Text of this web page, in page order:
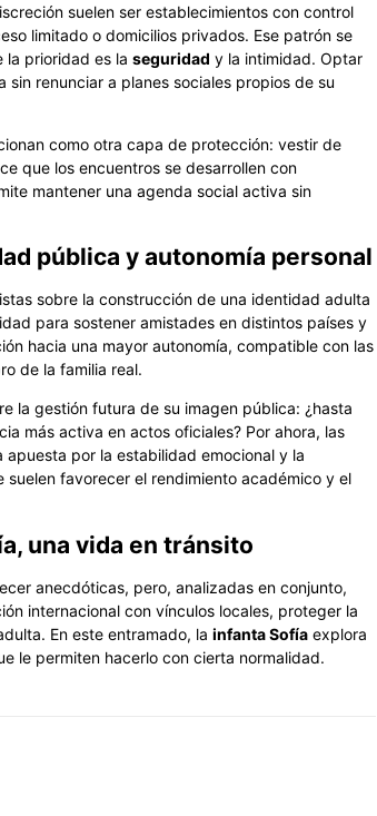
suelen ser establecimientos con control
limitado o domicilios privados. Ese patrón se
la prioridad es la seguridad y la intimidad. Optar
renunciar a planes sociales propios de su
como otra capa de protección: vestir de
que los encuentros se desarrollen con
mantener una agenda social activa sin
pública y autonomía personal
sobre la construcción de una identidad adulta
para sostener amistades en distintos países y
hacia una mayor autonomía, compatible con las
de la familia real.
la gestión futura de su imagen pública: ¿hasta
más activa en actos oficiales? Por ahora, las
por la estabilidad emocional y la
favorecer el rendimiento académico y el
una vida en tránsito
anecdóticas, pero, analizadas en conjunto,
internacional con vínculos locales, proteger la
En este entramado, la infanta Sofía explora
le permiten hacerlo con cierta normalidad.